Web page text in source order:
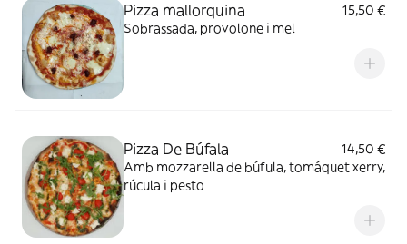
Pizza mallorquina
15,50 €
Sobrassada, provolone i mel
Pizza De Búfala
14,50 €
Amb mozzarella de búfula, tomáquet xerry,
rúcula i pesto